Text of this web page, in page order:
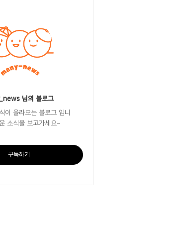
님의 블로그
이 올라오는 블로그 입니
소식을 보고가세요~
구독하기